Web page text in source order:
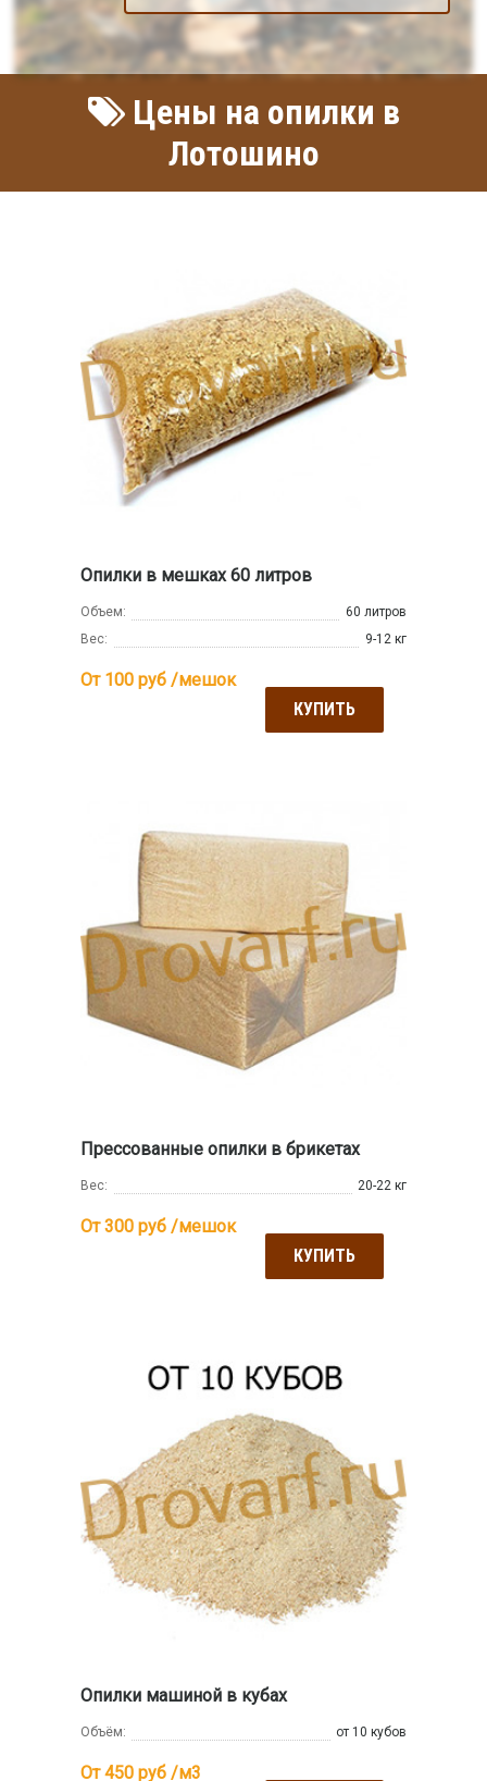
Цены на опилки в
Лотошино
Опилки в мешках 60 литров
Объем:
60 литров
Вес:
9-12 кг
От 100 руб /мешок
КУПИТЬ
Прессованные опилки в брикетах
Вес: 20-22 кг
От 300 руб /мешок
КУПИТЬ
Опилки машиной в кубах
Объём: от 10 кубов
От 450 руб /м3